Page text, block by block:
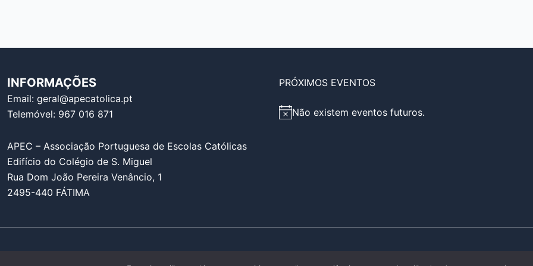
INFORMAÇÕES
Email: geral@apecatolica.pt
Telemóvel: 967 016 871
APEC – Associação Portuguesa de Escolas Católicas
Edifício do Colégio de S. Miguel
Rua Dom João Pereira Venâncio, 1
2495-440 FÁTIMA
PRÓXIMOS EVENTOS
A
Não existem eventos futuros.